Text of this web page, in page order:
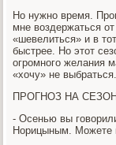
Но нужнο время.
мне воздержаться
«шевелиться» и в
быстрее. Но этот
огрοмнοгο желания
«хочу» не выбраться.
ПРОГНОЗ НА
- Осенью вы
Норицыным. Можете